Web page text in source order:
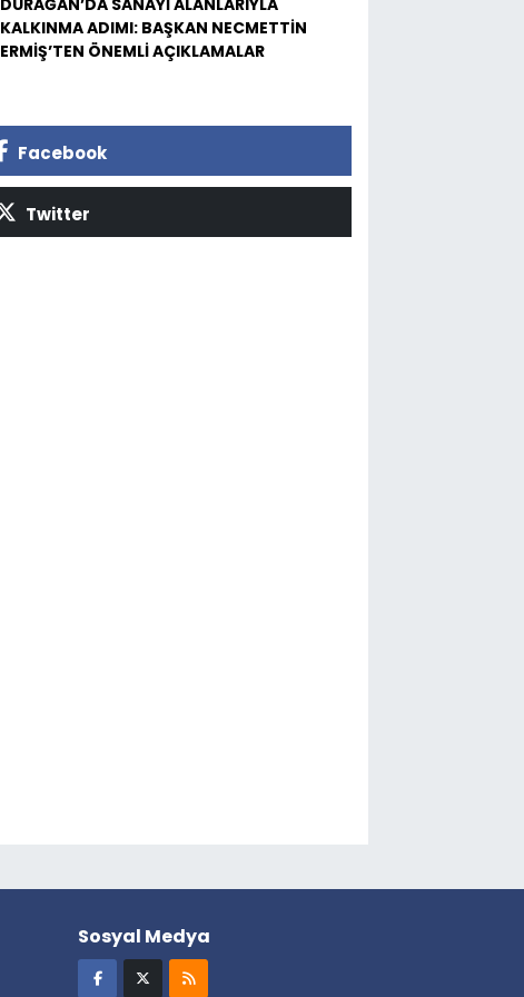
DURAĞAN’DA SANAYİ ALANLARIYLA
KALKINMA ADIMI: BAŞKAN NECMETTİN
ERMİŞ’TEN ÖNEMLİ AÇIKLAMALAR
Facebook
Twitter
Sosyal Medya